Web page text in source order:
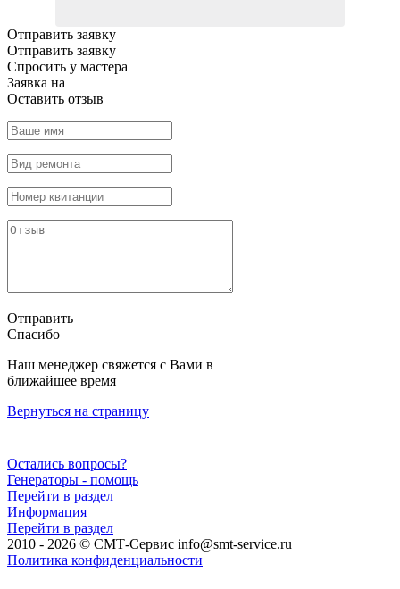
Отправить заявку
Отправить заявку
Спросить у мастера
Заявка на
Оставить отзыв
Отправить
Спасибо
Наш менеджер свяжется с Вами в
ближайшее время
Вернуться на страницу
Остались вопросы?
Генераторы - помощь
Перейти в раздел
Информация
Перейти в раздел
2010 - 2026 © СМТ-Сервис info@smt-service.ru
Политика конфиденциальности